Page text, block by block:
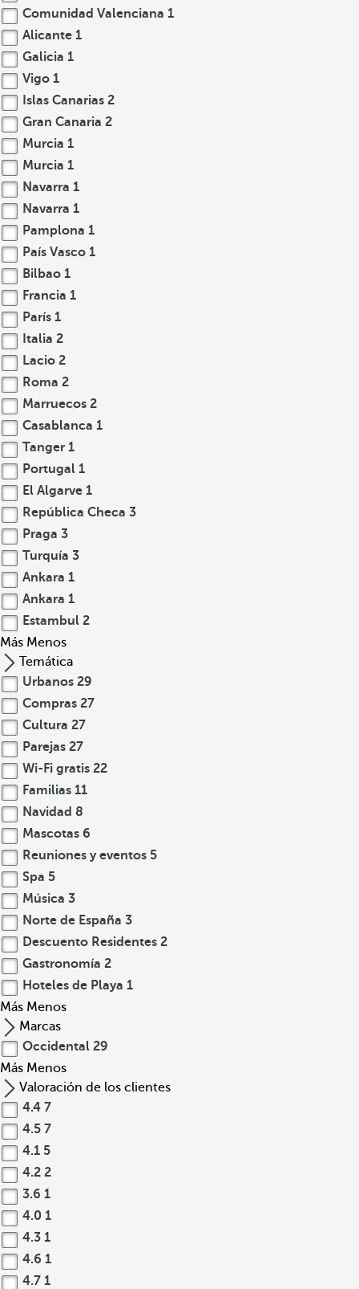
Comunidad Valenciana 1
Alicante 1
Galicia 1
Vigo 1
Islas Canarias 2
Gran Canaria 2
Murcia 1
Murcia 1
Navarra 1
Navarra 1
Pamplona 1
País Vasco 1
Bilbao 1
Francia 1
París 1
Italia 2
Lacio 2
Roma 2
Marruecos 2
Casablanca 1
Tanger 1
Portugal 1
El Algarve 1
República Checa 3
Praga 3
Turquía 3
Ankara 1
Ankara 1
Estambul 2
Más Menos
Temática
Urbanos 29
Compras 27
Cultura 27
Parejas 27
Wi-Fi gratis 22
Familias 11
Navidad 8
Mascotas 6
Reuniones y eventos 5
Spa 5
Música 3
Norte de España 3
Descuento Residentes 2
Gastronomía 2
Hoteles de Playa 1
Más Menos
Marcas
Occidental 29
Más Menos
Valoración de los clientes
4.4 7
4.5 7
4.1 5
4.2 2
3.6 1
4.0 1
4.3 1
4.6 1
4.7 1